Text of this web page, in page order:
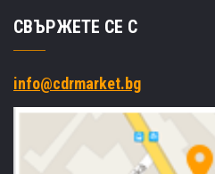
СВЪРЖЕТЕ СЕ С
info@cdrmarket.bg